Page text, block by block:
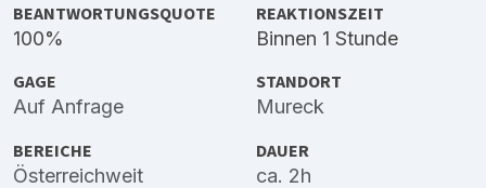
BEANTWORTUNGSQUOTE
100%
REAKTIONSZEIT
Binnen 1 Stunde
GAGE
Auf Anfrage
STANDORT
Mureck
BEREICHE
Österreichweit
DAUER
ca. 2h